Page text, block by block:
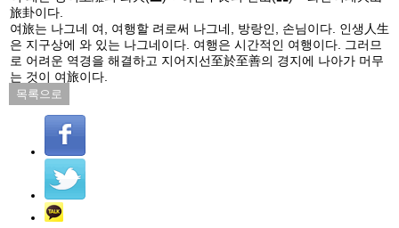
旅卦이다.
여旅는 나그네 여, 여행할 려로써 나그네, 방랑인, 손님이다. 인생人生
은 지구상에 와 있는 나그네이다. 여행은 시간적인 여행이다. 그러므
로 어려운 역경을 해결하고 지어지선至於至善의 경지에 나아가 머무
는 것이 여旅이다.
목록으로